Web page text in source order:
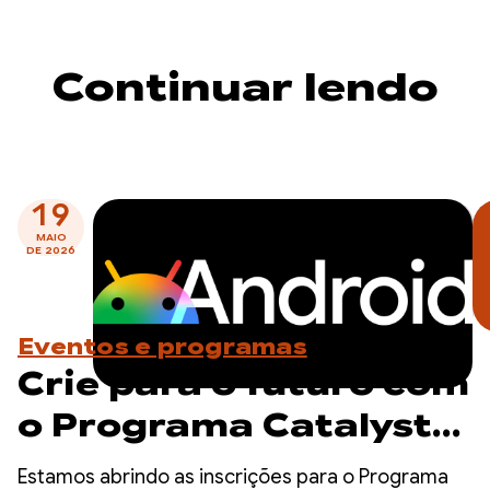
Continuar lendo
19
MAIO
DE 2026
Eventos e programas
Crie para o futuro com
o Programa Catalyst
para desenvolvedores
Estamos abrindo as inscrições para o Programa